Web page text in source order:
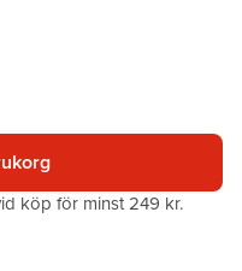
köp för minst 249 kr.